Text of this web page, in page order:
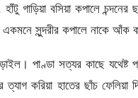
গাড়িয়া বসিয়া কপালে
একমনে সুন্দরীর কপালে নাকে আঁক
পাণ্ডা সত্যর কাছে যথেষ্ট
ত্যাগ করিয়া হাতের ছাঁচ ফেলিয়া